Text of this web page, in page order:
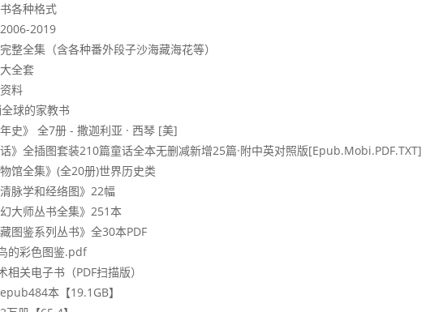
各种格式
2019
全集（含各种番外段子沙海藏海花等）
全套
料
球的家教书
史》 全7册 - 撒迦利亚 · 西琴 [美]
》全插图套装210篇童话全本无删减新增25篇·附中英对照版[Epub.Mobi.PDF.TXT]
馆全集》(全20册)世界历史类
脉学和经络图》22幅
大师丛书全集》251本
图鉴系列丛书》全30本PDF
的彩色图鉴.pdf
关电子书（PDF扫描版）
本【19.1GB】